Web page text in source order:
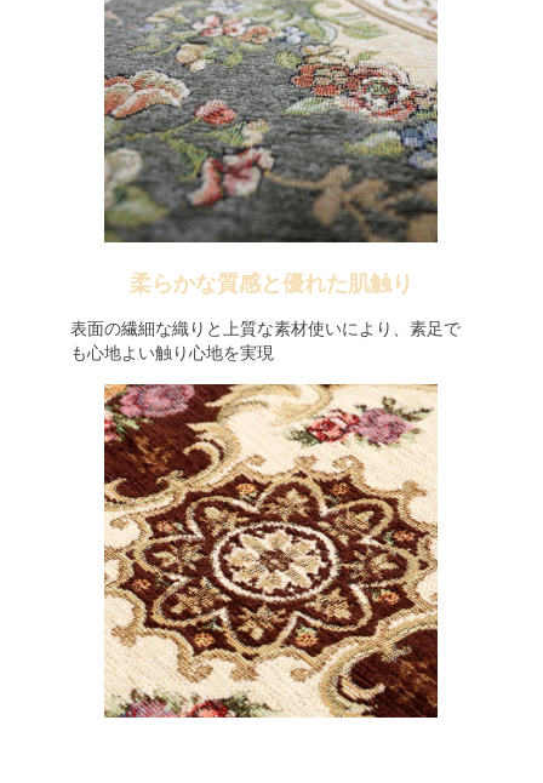
柔らかな質感と優れた肌触り
表面の繊細な織りと上質な素材使いにより、素足で
も心地よい触り心地を実現